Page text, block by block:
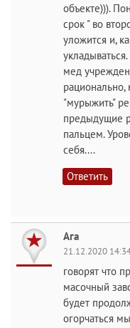
объекте))).
срок " во
уложится и,
мед
"мурыжить"
предыдущие
пальцем.
себя....
Ответить
Ага
21.12.2020
говорят что
масочный
будет
огорчаться